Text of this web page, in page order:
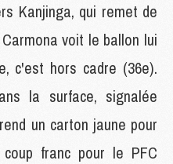
Kanjinga, qui remet de
voit le ballon lui
c'est hors cadre (36e).
la surface, signalée
un carton jaune pour
franc pour le PFC